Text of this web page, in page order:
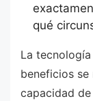
qué
La
beneficios
capacidad